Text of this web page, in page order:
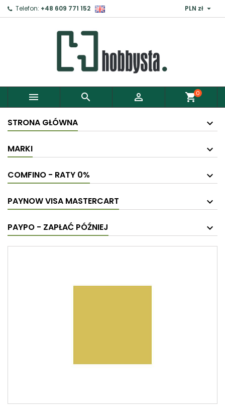
Telefon: +48 609 771 152 PLN zł 
   shopping_cart0
STRONA GŁÓWNA
MARKI
COMFINO - RATY 0%
PAYNOW VISA MASTERCART
PAYPO - ZAPŁAĆ PÓŹNIEJ